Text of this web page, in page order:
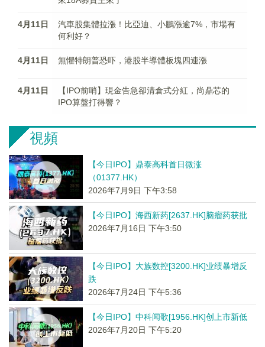
4月11日
汽車股集體拉漲！比亞迪、小鵬漲逾7%，市場有
何利好？
4月11日 無懼特朗普恐吓，港股半導體板塊四連漲
4月11日
【IPO前哨】現金告急卻清倉式分紅，尚鼎芯的
IPO算盤打得響？
視頻
【今日IPO】鼎泰高科首日微涨
（01377.HK）
2026年7月9日 下午3:58
【今日IPO】海西新药[2637.HK]脑瘤药获批
2026年7月16日 下午3:50
【今日IPO】大族数控[3200.HK]业绩暴增反
跌
2026年7月24日 下午5:36
【今日IPO】中科闻歌[1956.HK]创上市新低
2026年7月20日 下午5:20